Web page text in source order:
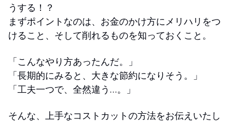
うする！？
まずポイントなのは、お金のかけ方にメリハリをつ
けること、そして削れるものを知っておくこと。
「こんなやり方あったんだ。」
「長期的にみると、大きな節約になりそう。」
「工夫一つで、全然違う…。」
そんな、上手なコストカットの方法をお伝えいたし